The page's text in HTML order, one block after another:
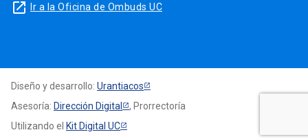
launch Ir a la Oficina de Ombuds UC
Diseño y desarrollo: Urantiacos
Asesoría: Dirección Digital
, Prorrectoría
Utilizando el Kit Digital UC